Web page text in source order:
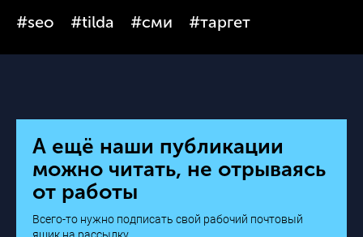
#seo
#tilda #сми #таргет
А ещё наши публикации
можно читать, не отрываясь
от работы
Всего-то нужно подписать свой рабочий почтовый